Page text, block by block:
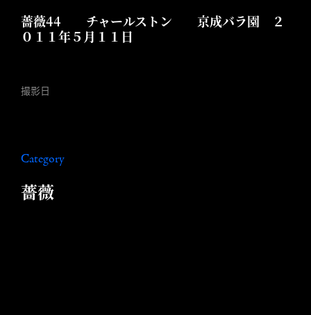
薔薇44 チャールストン 京成バラ園 ２
０１１年５月１１日
撮影日
Category
薔薇